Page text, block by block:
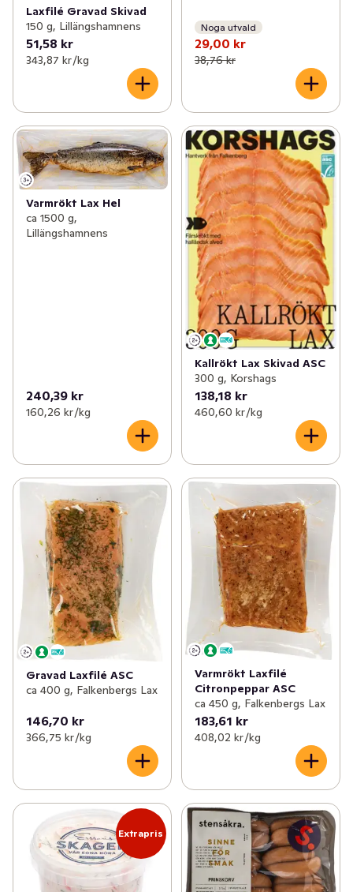
Laxfilé Gravad Skivad
150 g, Lillängshamnens
51,58 kr
343,87 kr /kg
Noga utvald
29,00 kr
38,76 kr
Varmrökt Lax Hel
ca 1500 g,
Lillängshamnens
240,39 kr
160,26 kr /kg
Kallrökt Lax Skivad ASC
300 g, Korshags
138,18 kr
460,60 kr /kg
Gravad Laxfilé ASC
ca 400 g, Falkenbergs Lax
146,70 kr
366,75 kr /kg
Varmrökt Laxfilé
Citronpeppar ASC
ca 450 g, Falkenbergs Lax
183,61 kr
408,02 kr /kg
Extrapris